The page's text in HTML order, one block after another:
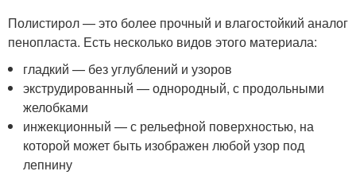
Полистирол — это более прочный и влагостойкий аналог
пенопласта. Есть несколько видов этого материала:
гладкий — без углублений и узоров
экструдированный — однородный, с продольными
желобками
инжекционный — с рельефной поверхностью, на
которой может быть изображен любой узор под
лепнину